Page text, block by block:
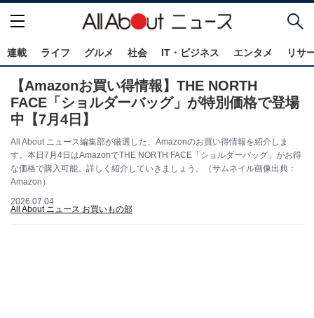
連載 ライフ グルメ 社会 IT・ビジネス エンタメ リサ
【Amazonお買い得情報】THE NORTH
FACE「ショルダーバッグ」が特別価格で登場
中【7月4日】
All About ニュース編集部が厳選した、Amazonのお買い得情報を紹介しま
す。本日7月4日はAmazonでTHE NORTH FACE「ショルダーバッグ」がお得
な価格で購入可能。詳しく紹介していきましょう。（サムネイル画像出典：
Amazon）
2026.07.04
All About ニュース お買いもの部